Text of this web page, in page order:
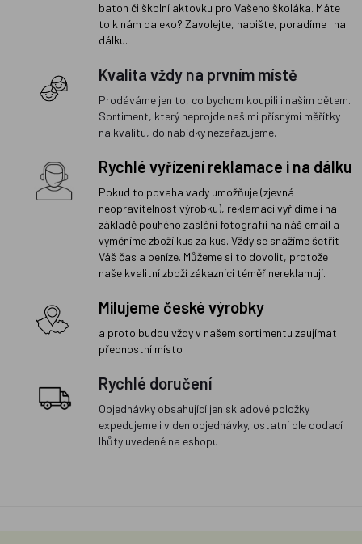
batoh či školní aktovku pro Vašeho školáka. Máte
to k nám daleko? Zavolejte, napište, poradíme i na
dálku.
Kvalita vždy na prvním místě
Prodáváme jen to, co bychom koupili i našim dětem.
Sortiment, který neprojde našimi přísnými měřítky
na kvalitu, do nabídky nezařazujeme.
Rychlé vyřízení reklamace i na dálku
Pokud to povaha vady umožňuje (zjevná
neopravitelnost výrobku), reklamaci vyřídíme i na
základě pouhého zaslání fotografií na náš email a
vyměníme zboží kus za kus. Vždy se snažíme šetřit
Váš čas a peníze. Můžeme si to dovolit, protože
naše kvalitní zboží zákazníci téměř nereklamují.
Milujeme české výrobky
a proto budou vždy v našem sortimentu zaujímat
přednostní místo
Rychlé doručení
Objednávky obsahující jen skladové položky
expedujeme i v den objednávky, ostatní dle dodací
lhůty uvedené na eshopu